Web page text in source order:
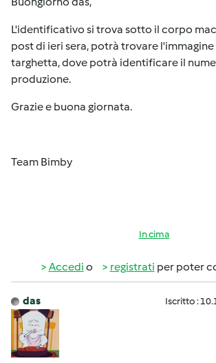
L'identificativo si trova sotto il corpo
post di ieri sera, potrà trovare
targhetta, dove potrà identificare il
produzione.
Grazie e buona giornata.
Team Bimby
In cima
Accedi o registrati per poter
das Iscritto :